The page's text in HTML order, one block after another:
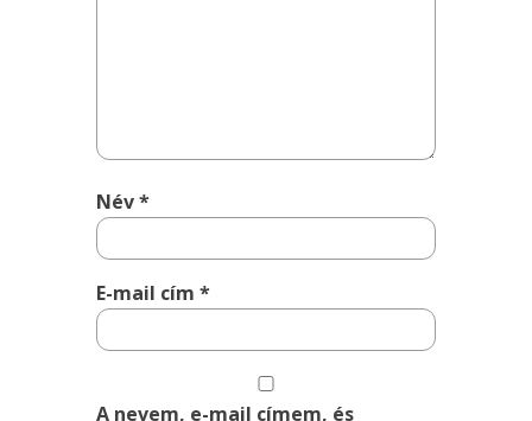
Név*
E-mail cím*
A nevem, e-mail címem, és